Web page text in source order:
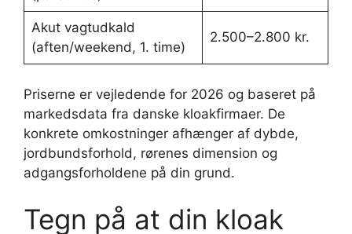
Akut vagtudkald
(aften/weekend, 1. time)
2.500–2.800 kr.
Priserne er vejledende for 2026 og baseret på
markedsdata fra danske kloakfirmaer. De
konkrete omkostninger afhænger af dybde,
jordbundsforhold, rørenes dimension og
adgangsforholdene på din grund.
Tegn på at din kloak